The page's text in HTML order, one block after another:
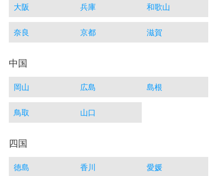
大阪 兵庫 和歌山
奈良 京都 滋賀
中国
岡山 広島 島根
鳥取 山口
四国
徳島 香川 愛媛